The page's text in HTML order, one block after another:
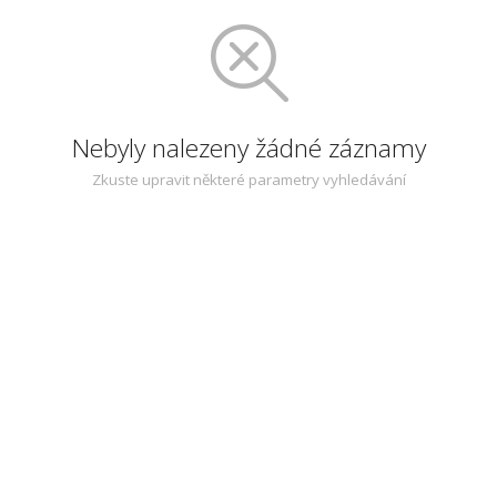
Nebyly nalezeny žádné záznamy
Zkuste upravit některé parametry vyhledávání